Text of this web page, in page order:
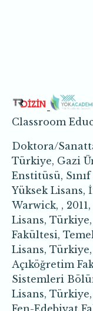
Classroom
Doktora/
Türkiye, Gazi
Enstitüsü,
Yüksek
Warwick, , 2011,
Lisans,
Fakültesi,
Lisans,
Açıköğretim
Sistemleri
Lisans,
Fen-Edebiyat